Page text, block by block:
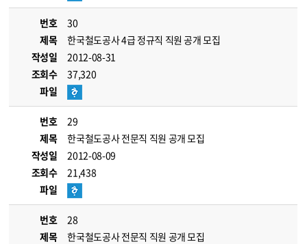
번호
30
제목
한국철도공사 4급 정규직 직원 공개 모집
작성일
2012-08-31
조회수
37,320
파일
번호
29
제목
한국철도공사 전문직 직원 공개 모집
작성일
2012-08-09
조회수
21,438
파일
번호
28
제목
한국철도공사 전문직 직원 공개 모집